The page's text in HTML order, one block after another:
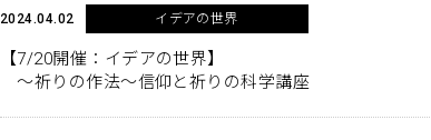
2024.04.02 イデアの世界
【7/20開催：イデアの世界】
〜祈りの作法〜信仰と祈りの科学講座